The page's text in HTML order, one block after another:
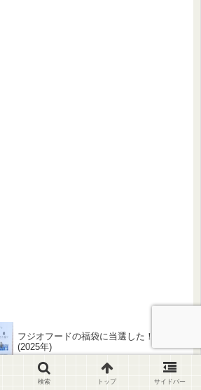
フジオフードの福袋に当選した！
(2025年)
検索 トップ サイドバー